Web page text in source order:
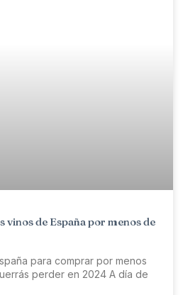
vinos de España por menos de
para comprar por menos
perder en 2024 A día de